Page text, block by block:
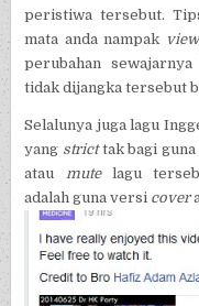
peristiwa tersebut.
mata anda nampak
perubahan
tidak dijangka tersebut
Selalunya juga lagu
yang stricttak bagi guna
atau mutelagu
adalah guna versi cover